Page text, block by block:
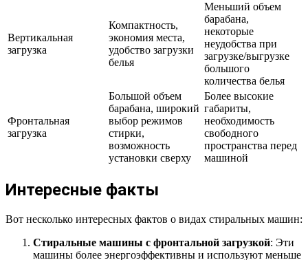
Вертикальная
загрузка
Компактность,
экономия места,
удобство загрузки
белья
Меньший объем
барабана,
некоторые
неудобства при
загрузке/выгрузке
большого
количества белья
Фронтальная
загрузка
Большой объем
барабана, широкий
выбор режимов
стирки,
возможность
установки сверху
Более высокие
габариты,
необходимость
свободного
пространства перед
машиной
Интересные факты
Вот несколько интересных фактов о видах стиральных машин:
Стиральные машины с фронтальной загрузкой: Эти
машины более энергоэффективны и используют меньше